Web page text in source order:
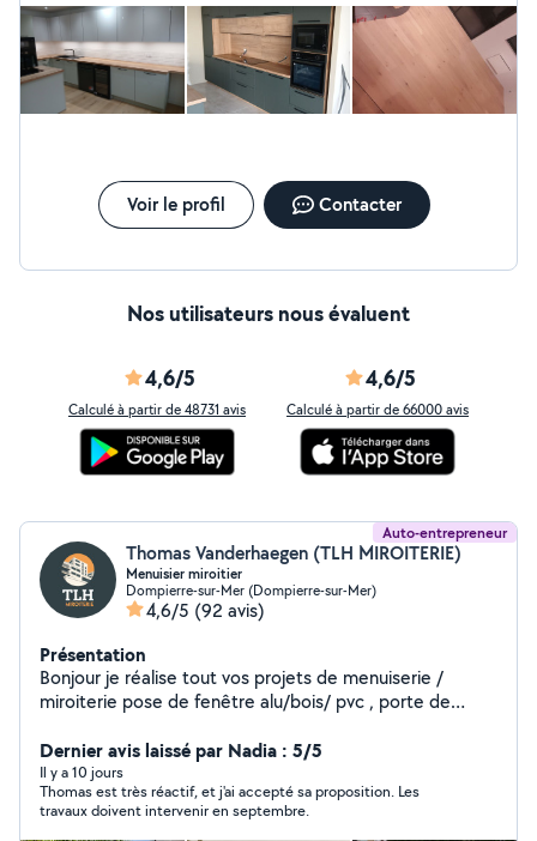
Voir le profil Contacter
Nos utilisateurs nous évaluent
4,6/5
Calculé à partir de 48731 avis
4,6/5
Calculé à partir de 66000 avis
Auto-entrepreneur
Thomas Vanderhaegen (TLH MIROITERIE)
Menuisier miroitier
Dompierre-sur-Mer (Dompierre-sur-Mer)
4,6/5 (92 avis)
Présentation
Bonjour je réalise tout vos projets de menuiserie /
miroiterie pose de fenêtre alu/bois/ pvc , porte de
pergola bioclimatique store banne terrasse bois pose
de parquets charpente placo plâtre .
Dernier avis laissé par Nadia : 5/5
Il y a 10 jours
Thomas est très réactif, et j'ai accepté sa proposition. Les
travaux doivent intervenir en septembre.